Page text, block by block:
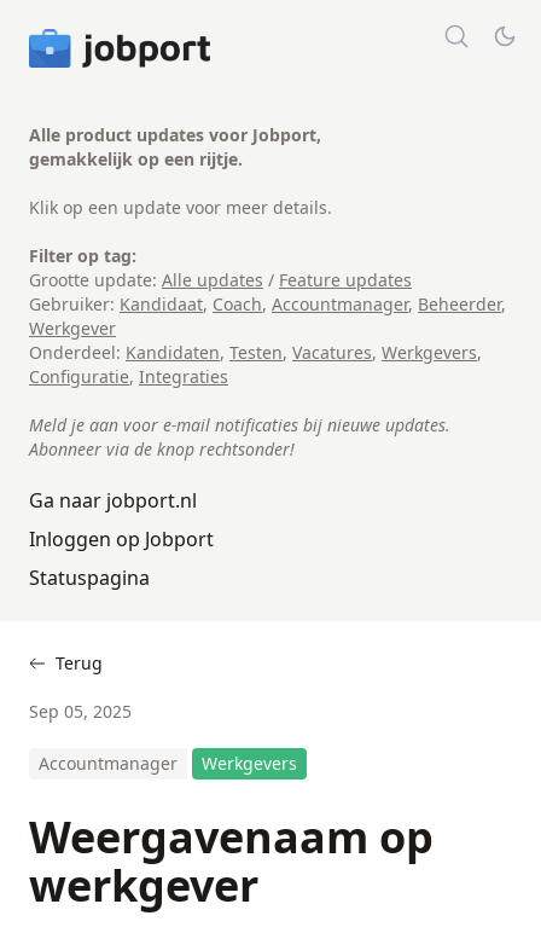
Alle product updates voor Jobport,
gemakkelijk op een rijtje.
Klik op een update voor meer details.
Filter op tag:
Grootte update: Alle updates / Feature updates
Gebruiker: Kandidaat, Coach, Accountmanager, Beheerder,
Werkgever
Onderdeel: Kandidaten, Testen, Vacatures, Werkgevers,
Configuratie, Integraties
Meld je aan voor e-mail notificaties bij nieuwe updates.
Abonneer via de knop rechtsonder!
Ga naar jobport.nl
Inloggen op Jobport
Statuspagina
Terug
Sep 05, 2025
Accountmanager Werkgevers
Weergavenaam op
werkgever